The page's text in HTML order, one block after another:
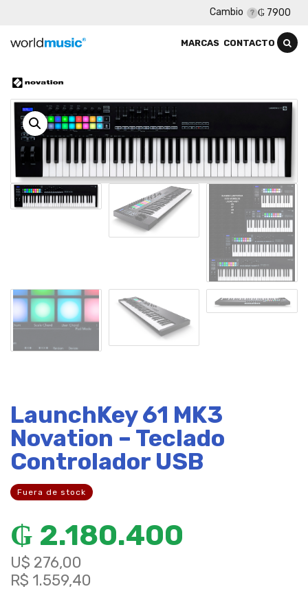
Cambio ₲ 7900
MARCAS CONTACTO
LaunchKey 61 MK3
Novation – Teclado
Controlador USB
Fuera de stock
₲ 2.180.400
U$ 276,00
R$ 1.559,40